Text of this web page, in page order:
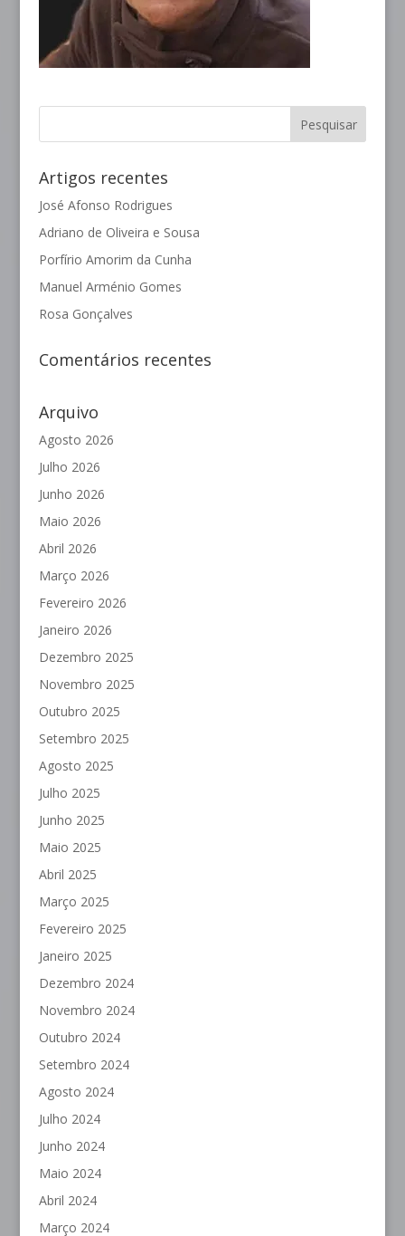
Artigos recentes
José Afonso Rodrigues
Adriano de Oliveira e Sousa
Porfírio Amorim da Cunha
Manuel Arménio Gomes
Rosa Gonçalves
Comentários recentes
Arquivo
Agosto 2026
Julho 2026
Junho 2026
Maio 2026
Abril 2026
Março 2026
Fevereiro 2026
Janeiro 2026
Dezembro 2025
Novembro 2025
Outubro 2025
Setembro 2025
Agosto 2025
Julho 2025
Junho 2025
Maio 2025
Abril 2025
Março 2025
Fevereiro 2025
Janeiro 2025
Dezembro 2024
Novembro 2024
Outubro 2024
Setembro 2024
Agosto 2024
Julho 2024
Junho 2024
Maio 2024
Abril 2024
Março 2024